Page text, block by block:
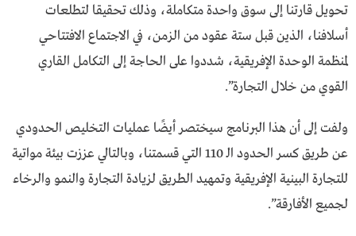
تحويل قارتنا إلى سوق واحدة متكاملة، وذلك تحقيقا لتطلعات
أسلافنا، الذين قبل ستة عقود من الزمن، في الاجتماع الافتتاحي
لمنظمة الوحدة الإفريقية، شددوا على الحاجة إلى التكامل القاري
القوي من خلال التجارة”.
ولفت إلى أن هذا البرنامج سيختصر أيضًا عمليات التخليص الحدودي
عن طريق كسر الحدود الـ 110 التي قسمتنا، وبالتالي عززت بيئة مواتية
للتجارة البينية الإفريقية وتمهيد الطريق لزيادة التجارة والنمو والرخاء
لجميع الأفارقة”.